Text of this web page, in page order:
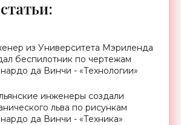
из Университета Мэриленда
беспилотник по чертежам
да Винчи - «Технологии»
инженеры создали
льва по рисункам
да Винчи - «Техника»